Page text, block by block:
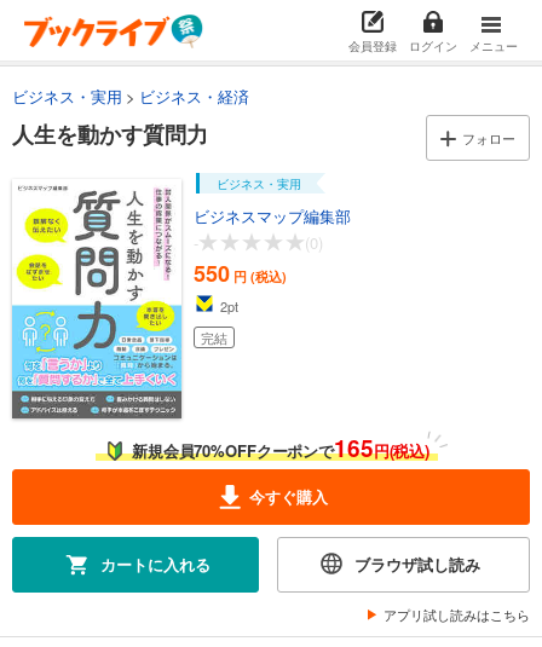
会員登録 ログイン メニュー
ビジネス・実用 ビジネス・経済
人生を動かす質問力 フォロー
ビジネス・実用
ビジネスマップ編集部
-
(0)
550 円 (税込)
2pt
完結
新規会員70%OFFクーポンで165円(税込)
今すぐ購入
カートに入れる ブラウザ試し読み
アプリ試し読みはこちら